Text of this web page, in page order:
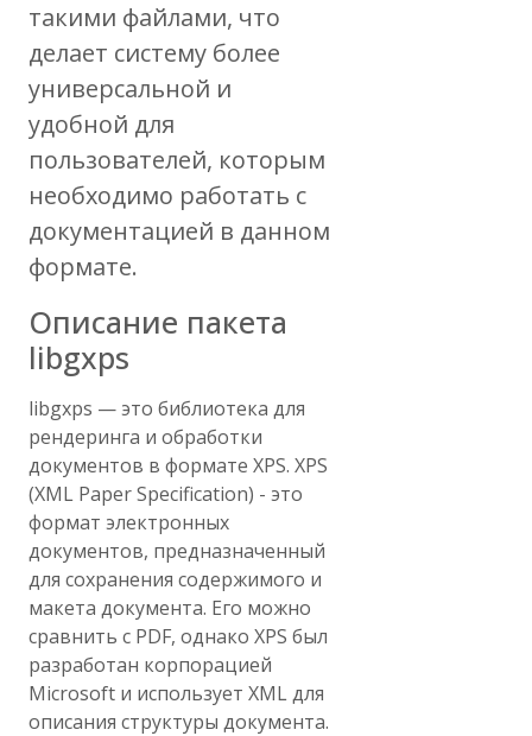
такими файлами, что
делает систему более
универсальной и
удобной для
пользователей, которым
необходимо работать с
документацией в данном
формате.
Описание пакета
libgxps
libgxps — это библиотека для
рендеринга и обработки
документов в формате XPS. XPS
(XML Paper Specification) - это
формат электронных
документов, предназначенный
для сохранения содержимого и
макета документа. Его можно
сравнить с PDF, однако XPS был
разработан корпорацией
Microsoft и использует XML для
описания структуры документа.